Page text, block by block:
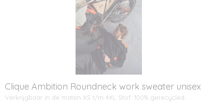
Clique Ambition Roundneck work sweater unisex
Verkrijgbaar in de maten XS t/m 4XL Stof: 100% gerecycled…